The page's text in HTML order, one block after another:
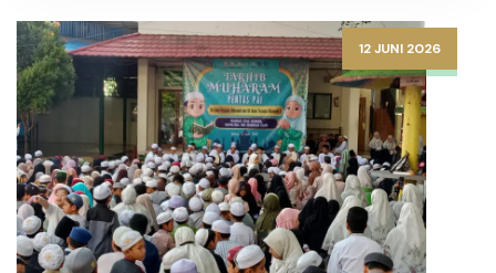
12 JUNI 2026